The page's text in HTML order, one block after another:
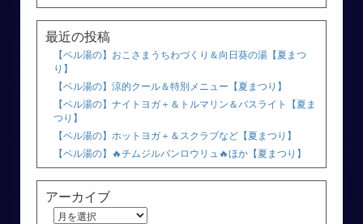
最近の投稿
【ベル湯の】おこさまうちわづくり＆向日葵の湯【夏まつ
り】
【ベル湯の】涼的クール＆特別メニュー【夏まつり】
【ベル湯の】ナイトヨガ＋＆トルマリン＆バスライト【夏ま
つり】
【ベル湯の】ホットヨガ＋＆スクラブなど【夏まつり】
【ベル湯の】🔥チムジルバンロウリュ🔥ほか【夏まつり】
アーカイブ